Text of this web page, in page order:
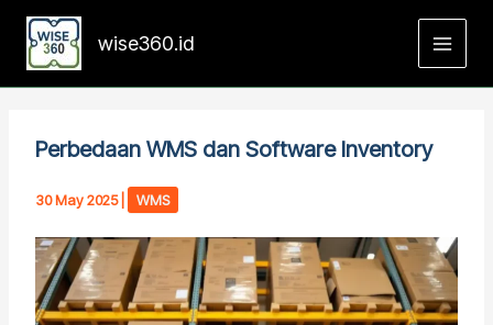
Skip
content
wise360.id
Perbedaan WMS dan Software Inventory
30 May 2025 WMS